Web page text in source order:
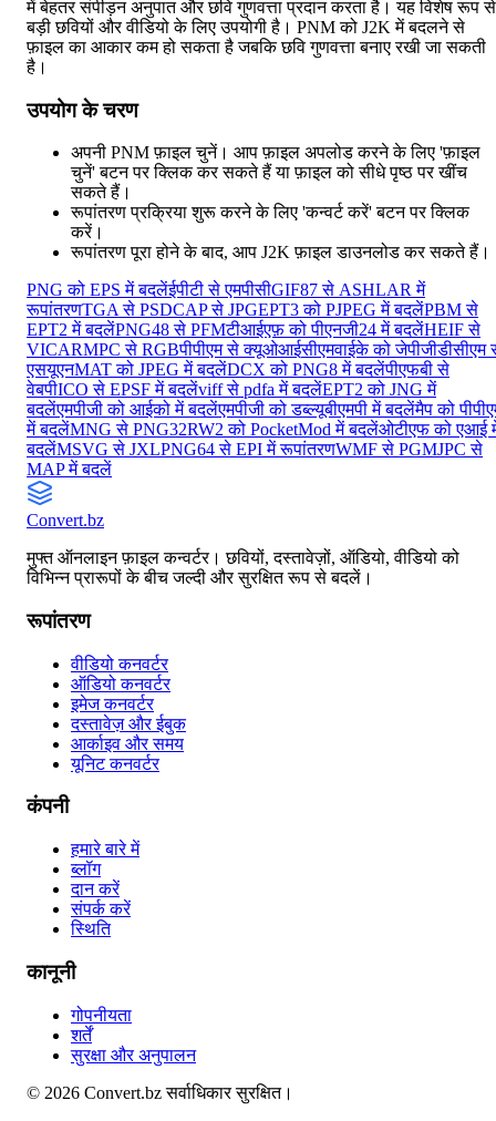
में बेहतर संपीड़न अनुपात और छवि गुणवत्ता प्रदान करता है। यह विशेष रूप से
बड़ी छवियों और वीडियो के लिए उपयोगी है। PNM को J2K में बदलने से
फ़ाइल का आकार कम हो सकता है जबकि छवि गुणवत्ता बनाए रखी जा सकती
है।
उपयोग के चरण
अपनी PNM फ़ाइल चुनें। आप फ़ाइल अपलोड करने के लिए 'फ़ाइल
चुनें' बटन पर क्लिक कर सकते हैं या फ़ाइल को सीधे पृष्ठ पर खींच
सकते हैं।
रूपांतरण प्रक्रिया शुरू करने के लिए 'कन्वर्ट करें' बटन पर क्लिक
करें।
रूपांतरण पूरा होने के बाद, आप J2K फ़ाइल डाउनलोड कर सकते हैं।
PNG को EPS में बदलेंईपीटी से एमपीसीGIF87 से ASHLAR में
रूपांतरणTGA से PSDCAP से JPGEPT3 को PJPEG में बदलेंPBM से
EPT2 में बदलेंPNG48 से PFMटीआईएफ़ को पीएनजी24 में बदलेंHEIF से
VICARMPC से RGBपीपीएम से क्यूओआईसीएमवाईके को जेपीजीडीसीएम
एसयूएनMAT को JPEG में बदलेंDCX को PNG8 में बदलेंपीएफबी से
वेबपीICO से EPSF में बदलेंviff से pdfa में बदलेंEPT2 को JNG में
बदलेंएमपीजी को आईको में बदलेंएमपीजी को डब्ल्यूबीएमपी में बदलेंमैप को
में बदलेंMNG से PNG32RW2 को PocketMod में बदलेंओटीएफ को एआई
बदलेंMSVG से JXLPNG64 से EPI में रूपांतरणWMF से PGMJPC से
MAP में बदलें
Convert.bz
मुफ्त ऑनलाइन फ़ाइल कन्वर्टर। छवियों, दस्तावेज़ों, ऑडियो, वीडियो को
विभिन्न प्रारूपों के बीच जल्दी और सुरक्षित रूप से बदलें।
रूपांतरण
वीडियो कनवर्टर
ऑडियो कनवर्टर
इमेज कनवर्टर
दस्तावेज़ और ईबुक
आर्काइव और समय
यूनिट कनवर्टर
कंपनी
हमारे बारे में
ब्लॉग
दान करें
संपर्क करें
स्थिति
कानूनी
गोपनीयता
शर्तें
सुरक्षा और अनुपालन
© 2026 Convert.bzसर्वाधिकार सुरक्षित।